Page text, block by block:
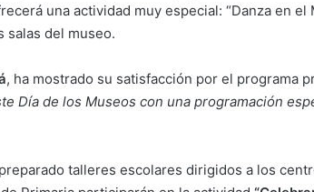
una actividad muy especial: “Danza en el
salas del museo.
, ha mostrado su satisfacción por el programa
Día de los Museos con una programación
talleres escolares dirigidos a los